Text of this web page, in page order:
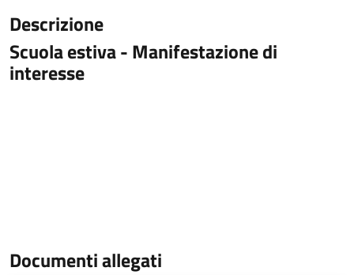
Descrizione
Scuola estiva - Manifestazione di
interesse
Documenti allegati